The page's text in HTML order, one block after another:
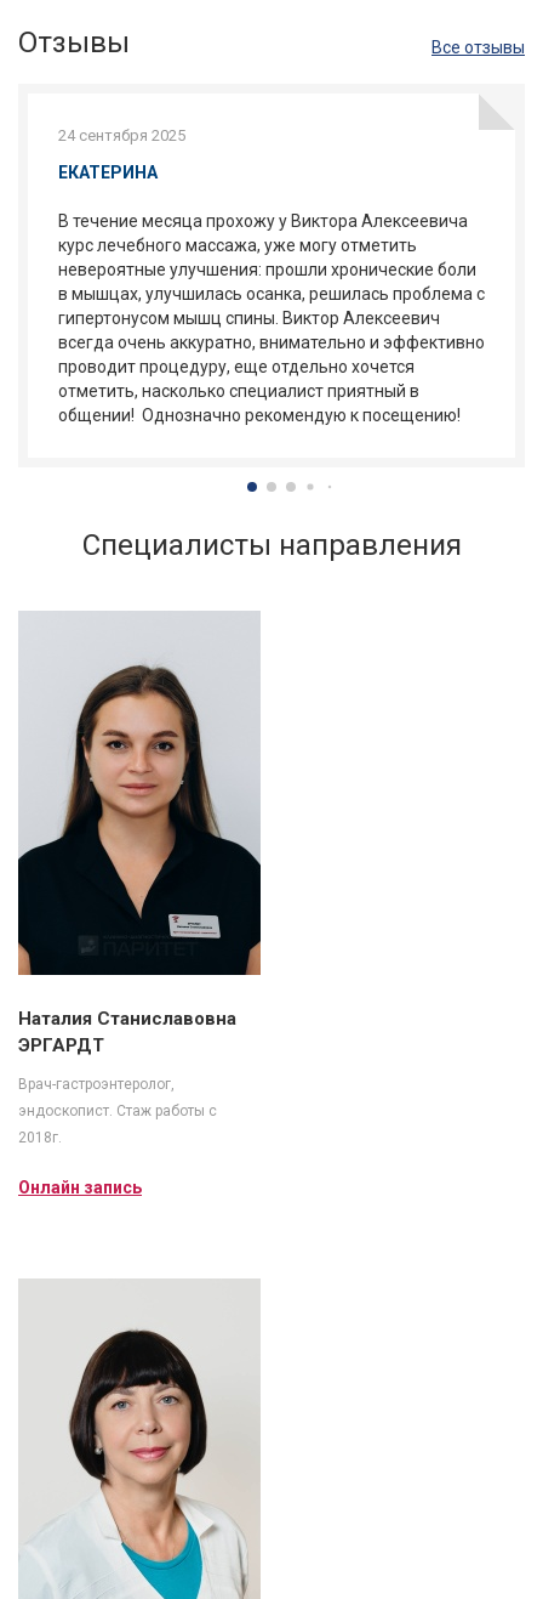
Отзывы Все отзывы
24 сентября 2025
ЕКАТЕРИНА
В течение месяца прохожу у Виктора Алексеевича
курс лечебного массажа, уже могу отметить
невероятные улучшения: прошли хронические боли
в мышцах, улучшилась осанка, решилась проблема с
гипертонусом мышц спины. Виктор Алексеевич
всегда очень аккуратно, внимательно и эффективно
проводит процедуру, еще отдельно хочется
отметить, насколько специалист приятный в
общении! Однозначно рекомендую к посещению!
Специалисты направления
Наталия Станиславовна
ЭРГАРДТ
Врач-гастроэнтеролог,
эндоскопист. Стаж работы с
2018г.
Онлайн запись